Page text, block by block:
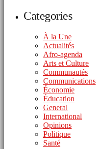
Categories
À la Une
Actualités
Afro-agenda
Arts et Culture
Communautés
Communications
Économie
Éducation
General
International
Opinions
Politique
Santé